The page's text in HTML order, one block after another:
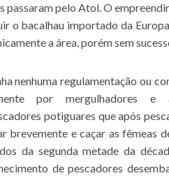
passaram pelo Atol. O
o bacalhau importado da
a área, porém sem
nenhuma regulamentação ou
por mergulhadores e
potiguares que após
brevemente e caçar as fêmeas
da segunda metade da
de pescadores